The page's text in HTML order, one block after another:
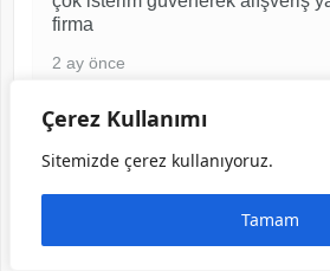
Çerez Kullanımı
Sitemizde çerez kullanıyoruz.
Tamam
firma
2 ay önce
Telefon Bölmeli